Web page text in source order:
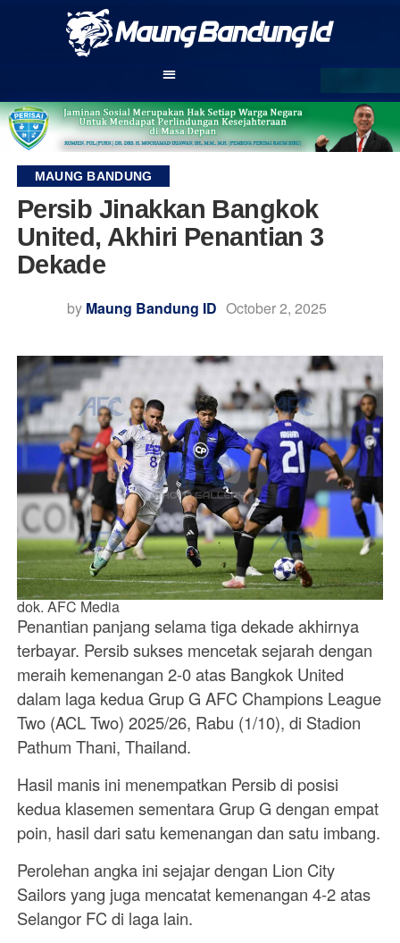
MAUNG BANDUNG
Persib Jinakkan Bangkok
United, Akhiri Penantian 3
Dekade
by Maung Bandung ID October 2, 2025
dok. AFC Media
Penantian panjang selama tiga dekade akhirnya
terbayar. Persib sukses mencetak sejarah dengan
meraih kemenangan 2-0 atas Bangkok United
dalam laga kedua Grup G AFC Champions League
Two (ACL Two) 2025/26, Rabu (1/10), di Stadion
Pathum Thani, Thailand.
Hasil manis ini menempatkan Persib di posisi
kedua klasemen sementara Grup G dengan empat
poin, hasil dari satu kemenangan dan satu imbang.
Perolehan angka ini sejajar dengan Lion City
Sailors yang juga mencatat kemenangan 4-2 atas
Selangor FC di laga lain.